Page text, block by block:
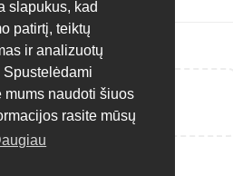
slapukus, kad
patirtį, teiktų
ir analizuotų
mums naudoti šiuos
rasite mūsų